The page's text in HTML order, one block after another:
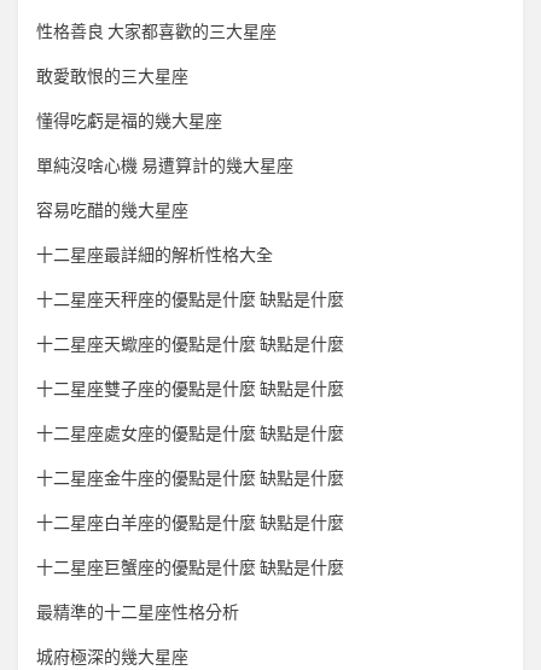
性格善良 大家都喜歡的三大星座
敢愛敢恨的三大星座
懂得吃虧是福的幾大星座
單純沒啥心機 易遭算計的幾大星座
容易吃醋的幾大星座
十二星座最詳細的解析性格大全
十二星座天秤座的優點是什麼 缺點是什麼
十二星座天蠍座的優點是什麼 缺點是什麼
十二星座雙子座的優點是什麼 缺點是什麼
十二星座處女座的優點是什麼 缺點是什麼
十二星座金牛座的優點是什麼 缺點是什麼
十二星座白羊座的優點是什麼 缺點是什麼
十二星座巨蟹座的優點是什麼 缺點是什麼
最精準的十二星座性格分析
城府極深的幾大星座